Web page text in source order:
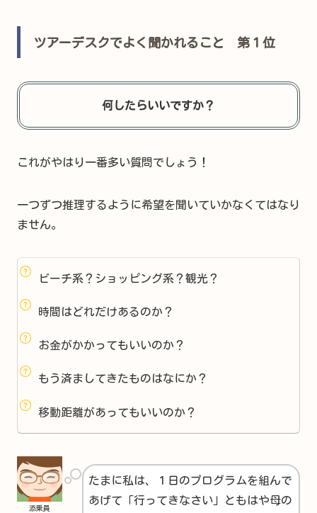
ツアーデスクでよく聞かれること 第１位
何したらいいですか？
これがやはり一番多い質問でしょう！
一つずつ推理するように希望を聞いていかなくてはなり
ません。
ビーチ系？ショッピング系？観光？
時間はどれだけあるのか？
お金がかかってもいいのか？
もう済ましてきたものはなにか？
移動距離があってもいいのか？
添乗員
たまに私は、１日のプログラムを組んで
あげて「行ってきなさい」ともはや母の